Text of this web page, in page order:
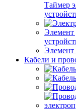
Таймер
Элемент
Элемент
Кабели и